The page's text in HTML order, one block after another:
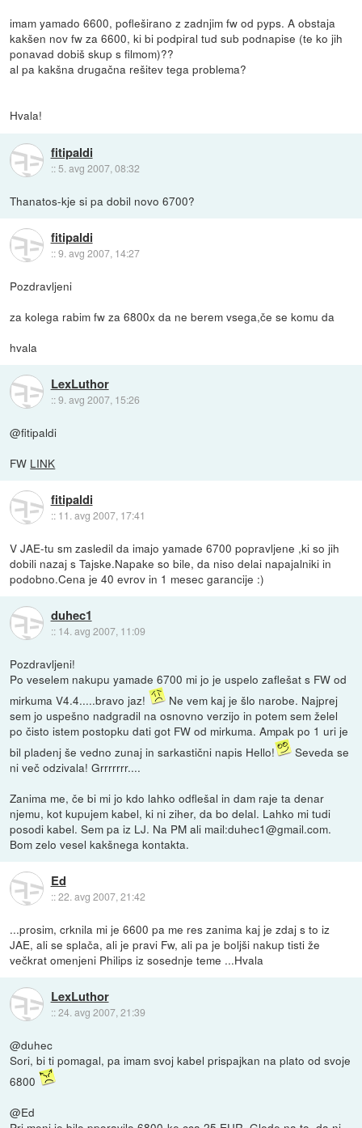
imam yamado 6600, pofleširano z zadnjim fw od pyps. A obstaja
kakšen nov fw za 6600, ki bi podpiral tud sub podnapise (te ko jih
ponavad dobiš skup s filmom)??
al pa kakšna drugačna rešitev tega problema?
Hvala!
fitipaldi
:: 5. avg 2007, 08:32
Thanatos-kje si pa dobil novo 6700?
fitipaldi
::9. avg 2007, 14:27
Pozdravljeni
za kolega rabim fw za 6800x da ne berem vsega,če se komu da
hvala
LexLuthor
::9. avg 2007, 15:26
@fitipaldi
FW LINK
fitipaldi
:: 11. avg 2007, 17:41
V JAE-tu sm zasledil da imajo yamade 6700 popravljene ,ki so jih
dobili nazaj s Tajske.Napake so bile, da niso delai napajalniki in
podobno.Cena je 40 evrov in 1 mesec garancije :)
duhec1
:: 14. avg 2007, 11:09
Pozdravljeni!
Po veselem nakupu yamade 6700 mi jo je uspelo zaflešat s FW od
mirkuma V4.4.....bravo jaz!
Ne vem kaj je šlo narobe. Najprej
sem jo uspešno nadgradil na osnovno verzijo in potem sem želel
po čisto istem postopku dati got FW od mirkuma. Ampak po 1 uri je
bil pladenj še vedno zunaj in sarkastični napis Hello!
Seveda se
ni več odzivala! Grrrrrrr....
Zanima me, če bi mi jo kdo lahko odflešal in dam raje ta denar
njemu, kot kupujem kabel, ki ni ziher, da bo delal. Lahko mi tudi
posodi kabel. Sem pa iz LJ. Na PM ali mail:duhec1@gmail.com.
Bom zelo vesel kakšnega kontakta.
Ed
::22. avg 2007, 21:42
...prosim, crknila mi je 6600 pa me res zanima kaj je zdaj s to iz
JAE, ali se splača, ali je pravi Fw, ali pa je boljši nakup tisti že
večkrat omenjeni Philips iz sosednje teme ...Hvala
LexLuthor
::24. avg 2007, 21:39
@duhec
Sori, bi ti pomagal, pa imam svoj kabel prispajkan na plato od svoje
6800
@Ed